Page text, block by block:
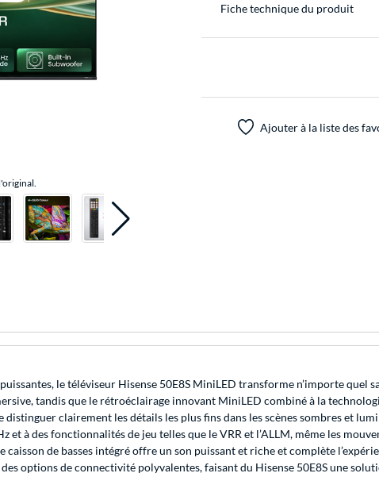
Fiche technique du produit
Ajouter à la liste des
le téléviseur Hisense 50E8S MiniLED transforme n’importe quel
tandis que le rétroéclairage innovant MiniLED combiné à la
clairement les détails les plus fins dans les scènes sombres et
et à des fonctionnalités de jeu telles que le VRR et l’ALLM, même les
de basses intégré offre un son puissant et riche et complète
options de connectivité polyvalentes, faisant du Hisense 50E8S une